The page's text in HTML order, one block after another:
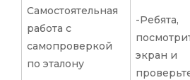
Самостоятельная
работа с
самопроверкой
по эталону
-Ребята,
экран и